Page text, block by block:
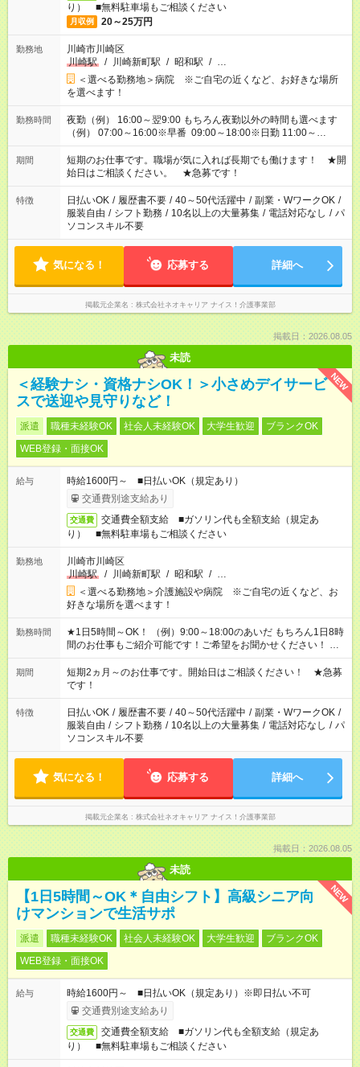
り） ■無料駐車場もご相談ください
月収例 20～25万円
勤務地
川崎市川崎区
川崎駅
/ 川崎新町駅 / 昭和駅 / …
＜選べる勤務地＞病院 ※ご自宅の近くなど、お好きな場所
を選べます！
勤務時間
夜勤（例） 16:00～翌9:00 もちろん夜勤以外の時間も選べます
（例） 07:00～16:00※早番 09:00～18:00※日勤 11:00～
20:00※遅番 ※時間は、固定・選べる施設もあるので、ご希望が
あれば調整できます！ ※シフト制。勤務地により実働時間が異
なります。★家庭の都合でお休みが必要な場合も遠慮なくご相談
ください。
期間
短期のお仕事です。職場が気に入れば長期でも働けます！ ★開
始日はご相談ください。 ★急募です！
特徴 日払いOK / 履歴書不要 / 40～50代活躍中 / 副業・WワークOK /
服装自由 / シフト勤務 / 10名以上の大量募集 / 電話対応なし / パ
ソコンスキル不要
気になる！ 応募する 詳細へ
掲載元企業名 株式会社ネオキャリア ナイス！介護事業部
掲載日：2026.08.05
未読
NEW
＜経験ナシ・資格ナシOK！＞小さめデイサービ
スで送迎や見守りなど！
派遣 職種未経験OK 社会人未経験OK 大学生歓迎
ブランクOK
WEB登録・面接OK
給与
時給1600円～ ■日払いOK（規定あり）
交通費別途支給あり
交通費
交通費全額支給 ■ガソリン代も全額支給（規定あ
り） ■無料駐車場もご相談ください
勤務地
川崎市川崎区
川崎駅
/ 川崎新町駅 / 昭和駅 / …
＜選べる勤務地＞介護施設や病院 ※ご自宅の近くなど、お
好きな場所を選べます！
勤務時間
★1日5時間～OK！ （例）9:00～18:00のあいだ もちろん1日8時
間のお仕事もご紹介可能です！ご希望をお聞かせください！ ★
家庭の都合でお休みが必要な場合も遠慮なくご相談ください。
※週最低15時間以上の勤務が必要です
期間
短期2ヵ月～のお仕事です。開始日はご相談ください！ ★急募
です！
特徴 日払いOK / 履歴書不要 / 40～50代活躍中 / 副業・WワークOK /
服装自由 / シフト勤務 / 10名以上の大量募集 / 電話対応なし / パ
ソコンスキル不要
気になる！ 応募する 詳細へ
掲載元企業名 株式会社ネオキャリア ナイス！介護事業部
掲載日：2026.08.05
未読
NEW
【1日5時間～OK＊自由シフト】高級シニア向
けマンションで生活サポ
派遣 職種未経験OK 社会人未経験OK 大学生歓迎
ブランクOK
WEB登録・面接OK
給与
時給1600円～ ■日払いOK（規定あり）※即日払い不可
交通費別途支給あり
交通費
交通費全額支給 ■ガソリン代も全額支給（規定あ
り） ■無料駐車場もご相談ください